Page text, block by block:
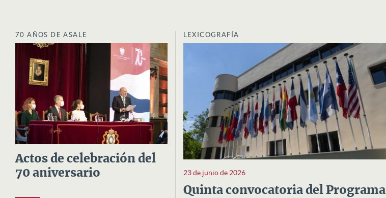
70 AÑOS DE ASALE
Actos de celebración del
70 aniversario
LEXICOGRAFÍA
23 de junio de 2026
Quinta convocatoria del Programa